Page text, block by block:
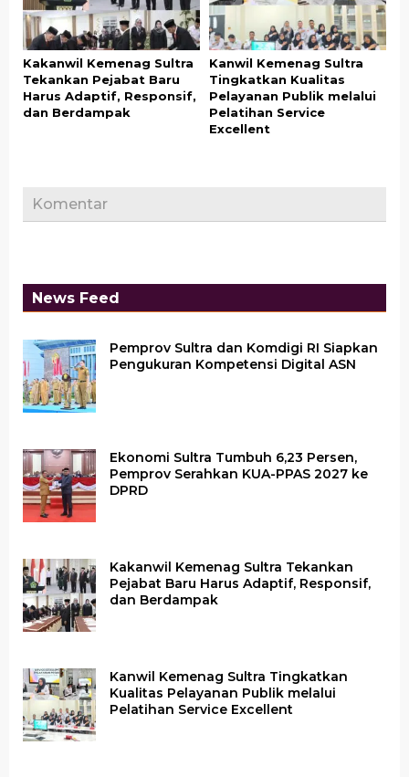
Kakanwil Kemenag Sultra
Tekankan Pejabat Baru
Harus Adaptif, Responsif,
dan Berdampak
Kanwil Kemenag Sultra
Tingkatkan Kualitas
Pelayanan Publik melalui
Pelatihan Service
Excellent
Komentar
News Feed
Pemprov Sultra dan Komdigi RI Siapkan
Pengukuran Kompetensi Digital ASN
Ekonomi Sultra Tumbuh 6,23 Persen,
Pemprov Serahkan KUA-PPAS 2027 ke
DPRD
Kakanwil Kemenag Sultra Tekankan
Pejabat Baru Harus Adaptif, Responsif,
dan Berdampak
Kanwil Kemenag Sultra Tingkatkan
Kualitas Pelayanan Publik melalui
Pelatihan Service Excellent